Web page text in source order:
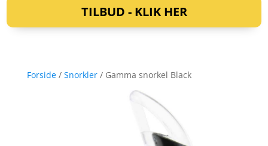
TILBUD - KLIK HER
Forside/ Snorkler/ Gamma snorkel Black